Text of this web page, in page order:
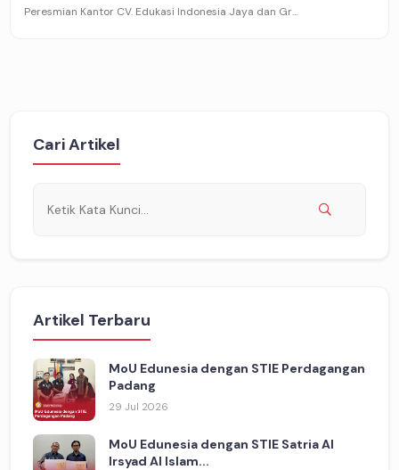
Peresmian Kantor CV. Edukasi Indonesia Jaya dan Gr...
Cari Artikel
Artikel Terbaru
MoU Edunesia dengan STIE Perdagangan
Padang
29 Jul 2026
MoU Edunesia dengan STIE Satria Al
Irsyad Al Islam...